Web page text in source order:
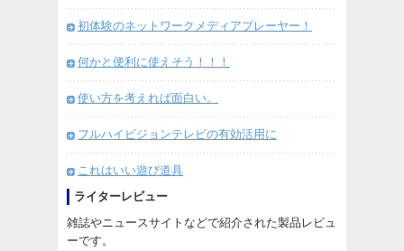
初体験のネットワークメディアプレーヤー！
何かと便利に使えそう！！！
使い方を考えれば面白い。
フルハイビジョンテレビの有効活用に
これはいい遊び道具
ライターレビュー
雑誌やニュースサイトなどで紹介された製品レビュ
ーです。